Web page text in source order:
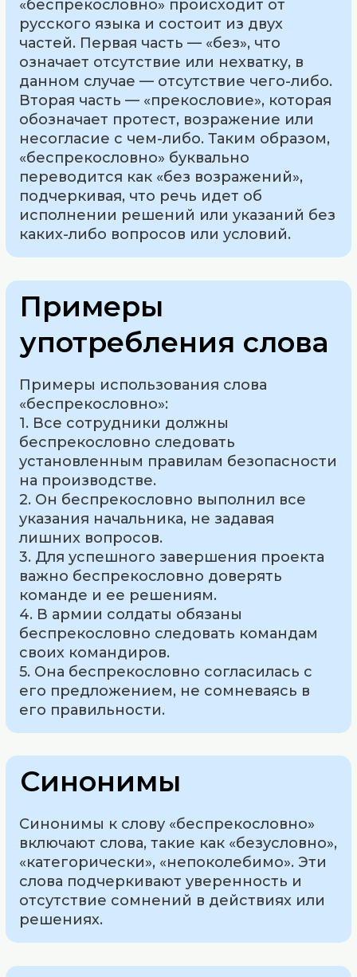
«беспрекословно» происходит от
русского языка и состоит из двух
частей. Первая часть — «без», что
означает отсутствие или нехватку, в
данном случае — отсутствие чего-либо.
Вторая часть — «прекословие», которая
обозначает протест, возражение или
несогласие с чем-либо. Таким образом,
«беспрекословно» буквально
переводится как «без возражений»,
подчеркивая, что речь идет об
исполнении решений или указаний без
каких-либо вопросов или условий.
Примеры
употребления слова
Примеры использования слова
«беспрекословно»:
1. Все сотрудники должны
беспрекословно следовать
установленным правилам безопасности
на производстве.
2. Он беспрекословно выполнил все
указания начальника, не задавая
лишних вопросов.
3. Для успешного завершения проекта
важно беспрекословно доверять
команде и ее решениям.
4. В армии солдаты обязаны
беспрекословно следовать командам
своих командиров.
5. Она беспрекословно согласилась с
его предложением, не сомневаясь в
его правильности.
Синонимы
Синонимы к слову «беспрекословно»
включают слова, такие как «безусловно»,
«категорически», «непоколебимо». Эти
слова подчеркивают уверенность и
отсутствие сомнений в действиях или
решениях.